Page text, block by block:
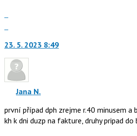
další
nový
názor.
K
navigaci
použít
23. 5. 2023 8:49
Jana N.
první případ dph zrejme r.40 minusem a
kh k dni duzp na fakture, druhy pripad